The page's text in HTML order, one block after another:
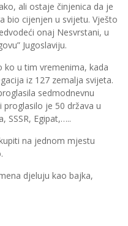
ali ostaje činjenica da je
bio cijenjen u svijetu. Vješto
onaj Nesvrstani, u
Jugoslaviju.
u tim vremenima, kada
iz 127 zemalja svijeta.
sedmodnevnu
je 50 država u
SSSR, Egipat,…..
na jednom mjestu
djeluju kao bajka,